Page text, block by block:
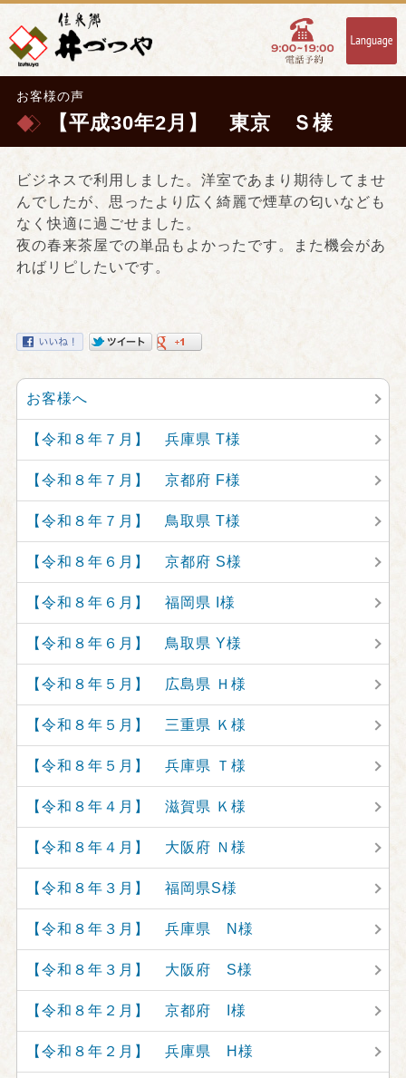
お客様の声
【平成30年2月】 東京 Ｓ様
ビジネスで利用しました。洋室であまり期待してませ
んでしたが、思ったより広く綺麗で煙草の匂いなども
なく快適に過ごせました。
夜の春来茶屋での単品もよかったです。また機会があ
ればリピしたいです。
お客様へ
【令和８年７月】 兵庫県 T様
【令和８年７月】 京都府 F様
【令和８年７月】 鳥取県 T様
【令和８年６月】 京都府 S様
【令和８年６月】 福岡県 I様
【令和８年６月】 鳥取県 Y様
【令和８年５月】 広島県 Ｈ様
【令和８年５月】 三重県 Ｋ様
【令和８年５月】 兵庫県 Ｔ様
【令和８年４月】 滋賀県 Ｋ様
【令和８年４月】 大阪府 Ｎ様
【令和８年３月】 福岡県S様
【令和８年３月】 兵庫県 N様
【令和８年３月】 大阪府 S様
【令和８年２月】 京都府 I様
【令和８年２月】 兵庫県 H様